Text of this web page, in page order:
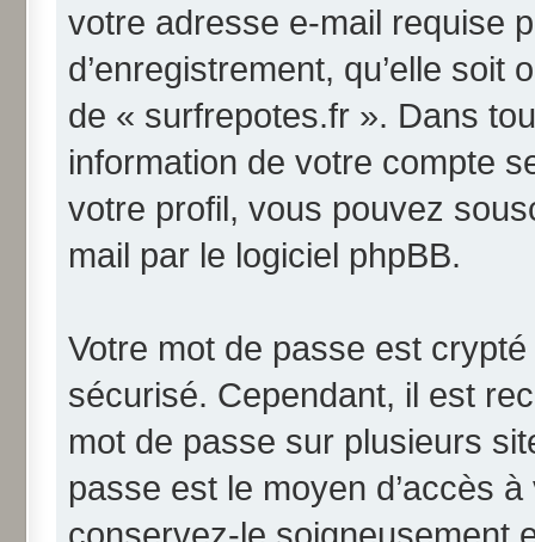
votre adresse e-mail requise
d’enregistrement, qu’elle
de « surfrepotes.fr ». Dans
information de votre compte
votre profil, vous pouvez
mail par le logiciel phpBB.
Votre mot de passe est
sécurisé. Cependant, il est
mot de passe sur plusieurs
passe est le moyen d’accès
conservez-le soigneusement